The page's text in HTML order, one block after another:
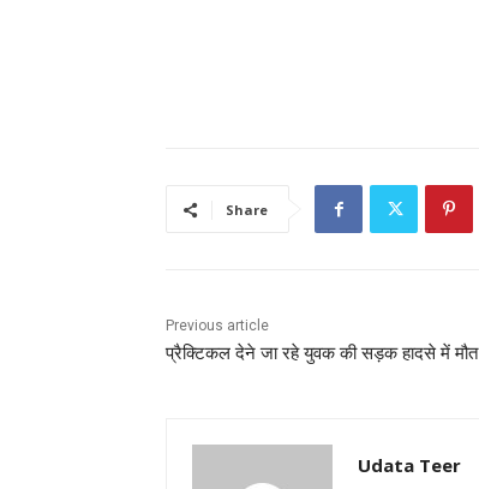
Share
Previous article
प्रैक्टिकल देने जा रहे युवक की सड़क हादसे में मौत
Udata Teer